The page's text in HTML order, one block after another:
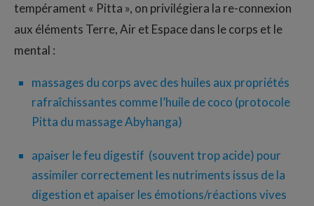
tempérament « Pitta », on privilégiera la re-connexion
aux éléments Terre, Air et Espace dans le corps et le
mental :
massages du corps avec des huiles aux propriétés
rafraîchissantes comme l’huile de coco (protocole
Pitta du massage Abyhanga)
apaiser le feu digestif (souvent trop acide) pour
assimiler correctement les nutriments issus de la
digestion et apaiser les émotions/réactions vives